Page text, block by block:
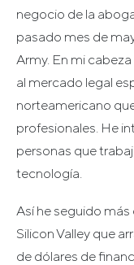
negocio de la
pasado mes de
Army. En mi
al mercado legal
norteamericano
profesionales. He
personas que
tecnología.
Así he seguido
Silicon Valley que
de dólares de